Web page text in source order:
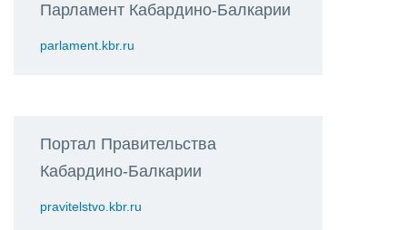
Парламент Кабардино-Балкарии
parlament.kbr.ru
Портал Правительства
Кабардино-Балкарии
pravitelstvo.kbr.ru